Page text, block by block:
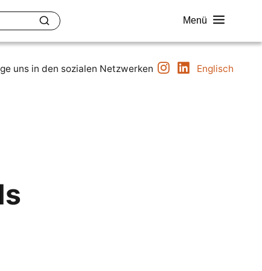
Menü
Kontakt
uns in den sozialen Netzwerken Instagram
LinkedInEnglisch